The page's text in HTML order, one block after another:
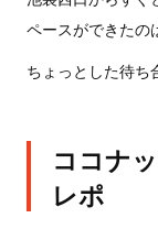
ペースができたの
ちょっとした待ち
ココナ
レポ